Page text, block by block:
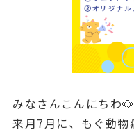
みなさんこんにちわ🐶
来月7月に、もぐ動物